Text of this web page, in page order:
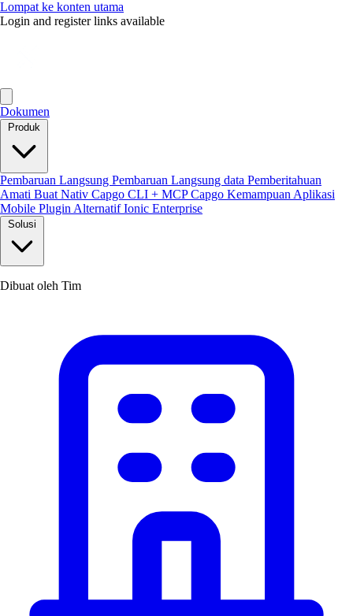
Lompat ke konten utama
Login and register links available
Dokumen
Produk
Pembaruan Langsung Pembaruan Langsung data Pemberitahuan
Amati Buat Nativ Capgo CLI + MCPCapgo Kemampuan Aplikasi
Mobile Plugin Alternatif Ionic Enterprise
Solusi
Dibuat oleh Tim